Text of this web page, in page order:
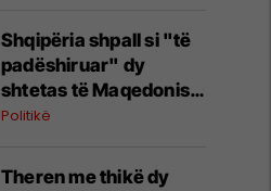
Shqipëria shpall si "të
padëshiruar" dy
shtetas të Maqedonisë
së Veriut
Politikë
Theren me thikë dy